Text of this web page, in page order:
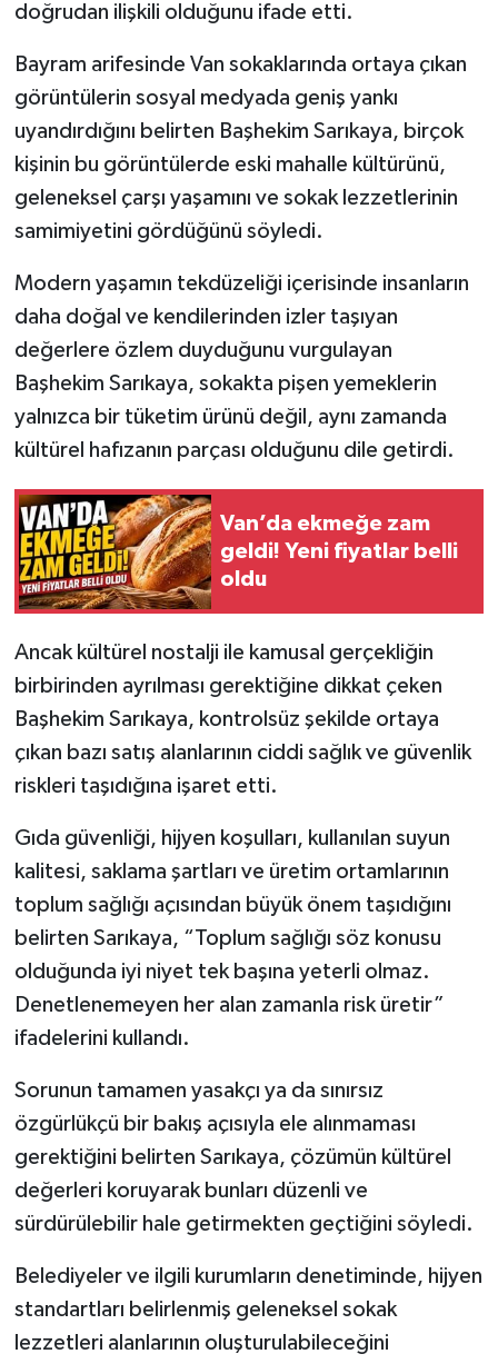
doğrudan ilişkili olduğunu ifade etti.
Bayram arifesinde Van sokaklarında ortaya çıkan
görüntülerin sosyal medyada geniş yankı
uyandırdığını belirten Başhekim Sarıkaya, birçok
kişinin bu görüntülerde eski mahalle kültürünü,
geleneksel çarşı yaşamını ve sokak lezzetlerinin
samimiyetini gördüğünü söyledi.
Modern yaşamın tekdüzeliği içerisinde insanların
daha doğal ve kendilerinden izler taşıyan
değerlere özlem duyduğunu vurgulayan
Başhekim Sarıkaya, sokakta pişen yemeklerin
yalnızca bir tüketim ürünü değil, aynı zamanda
kültürel hafızanın parçası olduğunu dile getirdi.
Van’da ekmeğe zam
geldi! Yeni fiyatlar belli
oldu
Ancak kültürel nostalji ile kamusal gerçekliğin
birbirinden ayrılması gerektiğine dikkat çeken
Başhekim Sarıkaya, kontrolsüz şekilde ortaya
çıkan bazı satış alanlarının ciddi sağlık ve güvenlik
riskleri taşıdığına işaret etti.
Gıda güvenliği, hijyen koşulları, kullanılan suyun
kalitesi, saklama şartları ve üretim ortamlarının
toplum sağlığı açısından büyük önem taşıdığını
belirten Sarıkaya, “Toplum sağlığı söz konusu
olduğunda iyi niyet tek başına yeterli olmaz.
Denetlenemeyen her alan zamanla risk üretir”
ifadelerini kullandı.
Sorunun tamamen yasakçı ya da sınırsız
özgürlükçü bir bakış açısıyla ele alınmaması
gerektiğini belirten Sarıkaya, çözümün kültürel
değerleri koruyarak bunları düzenli ve
sürdürülebilir hale getirmekten geçtiğini söyledi.
Belediyeler ve ilgili kurumların denetiminde, hijyen
standartları belirlenmiş geleneksel sokak
lezzetleri alanlarının oluşturulabileceğini